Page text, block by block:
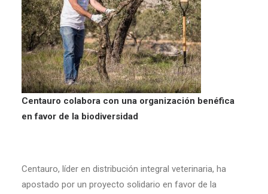
Centauro colabora con una organización benéfica
en favor de la biodiversidad
Centauro, líder en distribución integral veterinaria, ha
apostado por un proyecto solidario en favor de la